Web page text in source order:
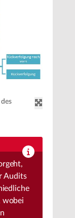
Audits
wobei